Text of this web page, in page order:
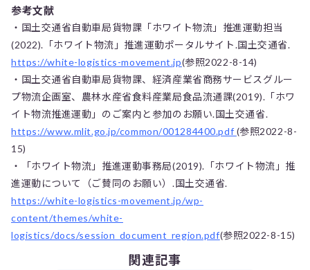
参考文献
・国土交通省自動車局貨物課「ホワイト物流」推進運動担当
(2022).「ホワイト物流」推進運動ポータルサイト.国土交通省.
https://white-logistics-movement.jp(参照2022-8-14)
・国土交通省自動車局貨物課、経済産業省商務サービスグルー
プ物流企画室、農林水産省食料産業局食品流通課(2019).「ホワ
イト物流推進運動」のご案内と参加のお願い.国土交通省.
https://www.mlit.go.jp/common/001284400.pdf (参照2022-8-
15)
・「ホワイト物流」推進運動事務局(2019).「ホワイト物流」推
進運動について（ご賛同のお願い）.国土交通省.
https://white-logistics-movement.jp/wp-
content/themes/white-
logistics/docs/session_document_region.pdf(参照2022-8-15)
関連記事